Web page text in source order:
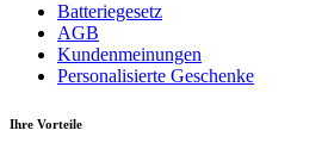
Batteriegesetz
AGB
Kundenmeinungen
Personalisierte Geschenke
Ihre Vorteile